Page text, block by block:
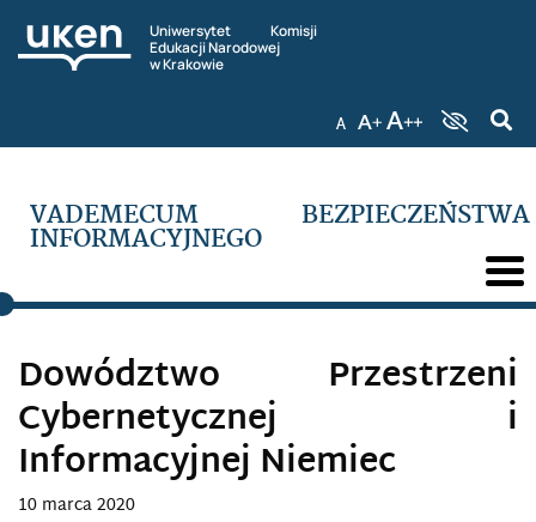
Uniwersytet Komisji
Edukacji Narodowej
w Krakowie
VADEMECUM BEZPIECZEŃSTWA
INFORMACYJNEGO
Dowództwo Przestrzeni
Cybernetycznej i
Informacyjnej Niemiec
10 marca 2020